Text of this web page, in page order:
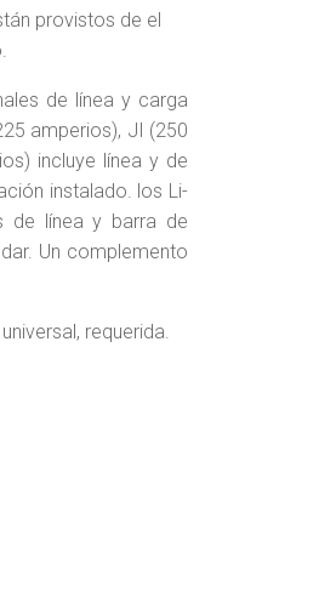
provistos de el
de línea y carga
amperios), JI (250
incluye línea y de
instalado. los Li-
de línea y barra de
Un complemento
requerida.